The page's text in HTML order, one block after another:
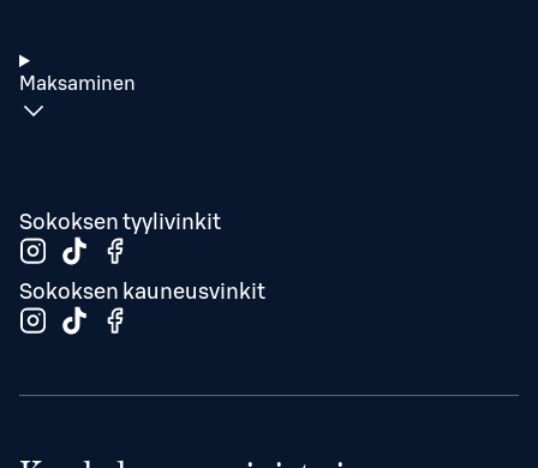
Maksaminen
Sokoksen tyylivinkit
Sokoksen kauneusvinkit